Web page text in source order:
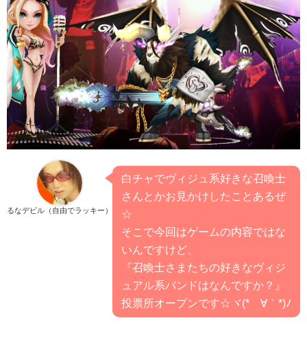
るなデビル（自由でラッキー）
白チャでヴィジュ系好きな召喚士
さんとかお見かけしたことあるぜ
☆
そこで今回はゲームの内容ではな
いんですけど、
『召喚士さまたちの好きなヴィジ
ュアル系バンドはなんですか？』
投票所オープンです☆ヾ(*´∀｀*)ﾉ